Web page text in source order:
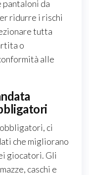
pantaloni da
ridurre i rischi
tutta
o
alle
ci
che migliorano
giocatori. Gli
caschi e